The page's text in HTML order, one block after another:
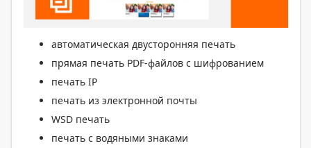
автоматическая двусторонняя печать
прямая печать PDF-файлов с шифрованием
печать IP
печать из электронной почты
WSD печать
печать с водяными знаками